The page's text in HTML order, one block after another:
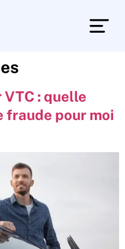
VTC : quelle
fraude pour moi